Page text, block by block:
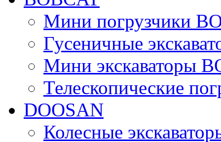
Мини погрузчики
Гусеничные
Мини экскаваторы
Телескопические
DOOSAN
Колесные